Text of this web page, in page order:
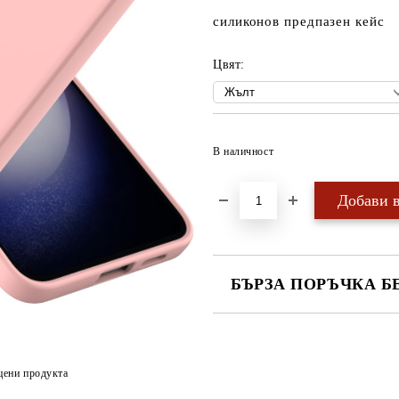
силиконов предпазен кейс
Цвят:
В наличност
БЪРЗА ПОРЪЧКА
продукта